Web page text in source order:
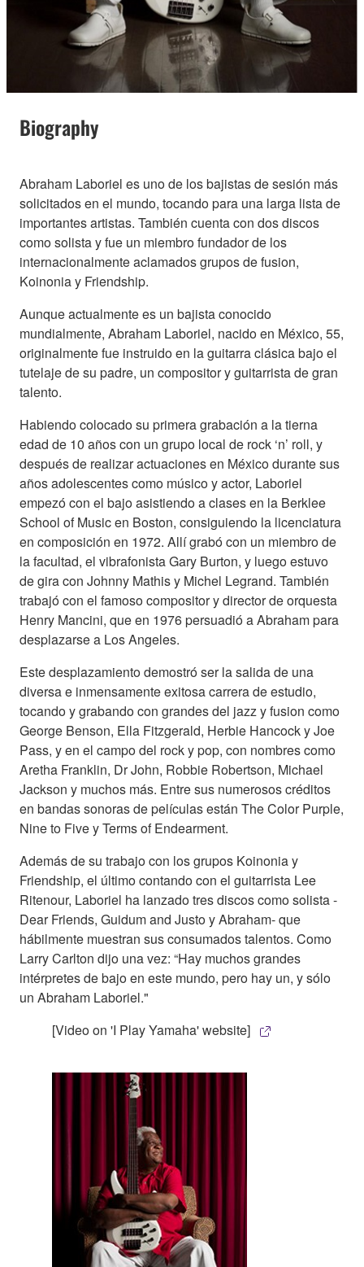
Biography
Abraham Laboriel es uno de los bajistas de sesión más
solicitados en el mundo, tocando para una larga lista de
importantes artistas. También cuenta con dos discos
como solista y fue un miembro fundador de los
internacionalmente aclamados grupos de fusion,
Koinonia y Friendship.
Aunque actualmente es un bajista conocido
mundialmente, Abraham Laboriel, nacido en México, 55,
originalmente fue instruido en la guitarra clásica bajo el
tutelaje de su padre, un compositor y guitarrista de gran
talento.
Habiendo colocado su primera grabación a la tierna
edad de 10 años con un grupo local de rock ‘n’ roll, y
después de realizar actuaciones en México durante sus
años adolescentes como músico y actor, Laboriel
empezó con el bajo asistiendo a clases en la Berklee
School of Music en Boston, consiguiendo la licenciatura
en composición en 1972. Allí grabó con un miembro de
la facultad, el vibrafonista Gary Burton, y luego estuvo
de gira con Johnny Mathis y Michel Legrand. También
trabajó con el famoso compositor y director de orquesta
Henry Mancini, que en 1976 persuadió a Abraham para
desplazarse a Los Angeles.
Este desplazamiento demostró ser la salida de una
diversa e inmensamente exitosa carrera de estudio,
tocando y grabando con grandes del jazz y fusion como
George Benson, Ella Fitzgerald, Herbie Hancock y Joe
Pass, y en el campo del rock y pop, con nombres como
Aretha Franklin, Dr John, Robbie Robertson, Michael
Jackson y muchos más. Entre sus numerosos créditos
en bandas sonoras de películas están The Color Purple,
Nine to Five y Terms of Endearment.
Además de su trabajo con los grupos Koinonia y
Friendship, el último contando con el guitarrista Lee
Ritenour, Laboriel ha lanzado tres discos como solista -
Dear Friends, Guidum and Justo y Abraham- que
hábilmente muestran sus consumados talentos. Como
Larry Carlton dijo una vez: “Hay muchos grandes
intérpretes de bajo en este mundo, pero hay un, y sólo
un Abraham Laboriel."
[Video on 'I Play Yamaha' website]